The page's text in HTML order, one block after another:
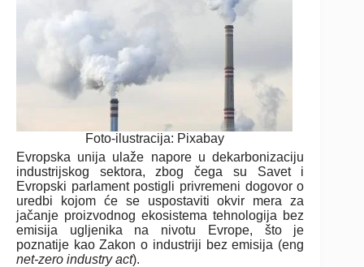
Foto-ilustracija: Pixabay
Evropska unija ulaže napore u dekarbonizaciju
industrijskog sektora, zbog čega su Savet i
Evropski parlament postigli privremeni dogovor o
uredbi kojom će se uspostaviti okvir mera za
jačanje proizvodnog ekosistema tehnologija bez
emisija ugljenika na nivotu Evrope, što je
poznatije kao Zakon o industriji bez emisija (eng
net-zero industry act).